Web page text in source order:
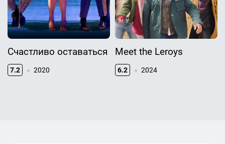
Счастливо оставаться
7.2 2020
Meet the Leroys
6.2 2024